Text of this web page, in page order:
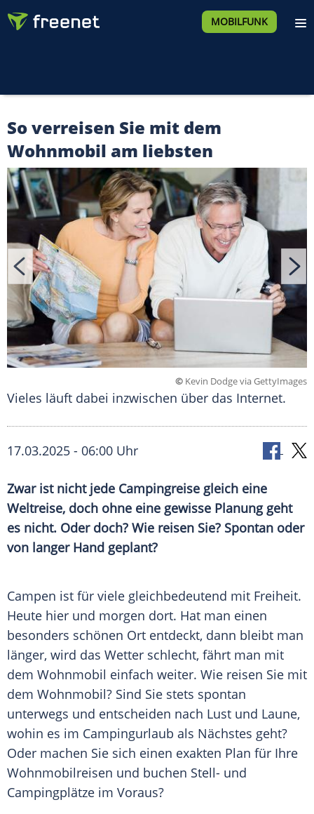
MOBILFUNK
So verreisen Sie mit dem
Wohnmobil am liebsten
© Kevin Dodge via GettyImages
Vieles läuft dabei inzwischen über das Internet.
17.03.2025 - 06:00 Uhr
Zwar ist nicht jede Campingreise gleich eine
Weltreise, doch ohne eine gewisse Planung geht
es nicht. Oder doch? Wie reisen Sie? Spontan oder
von langer Hand geplant?
Campen ist für viele gleichbedeutend mit Freiheit.
Heute hier und morgen dort. Hat man einen
besonders schönen Ort entdeckt, dann bleibt man
länger, wird das Wetter schlecht, fährt man mit
dem Wohnmobil einfach weiter. Wie reisen Sie mit
dem Wohnmobil? Sind Sie stets spontan
unterwegs und entscheiden nach Lust und Laune,
wohin es im Campingurlaub als Nächstes geht?
Oder machen Sie sich einen exakten Plan für Ihre
Wohnmobilreisen und buchen Stell- und
Campingplätze im Voraus?